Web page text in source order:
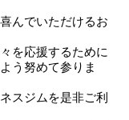
んでいただけるお
を応援するために
う努めて参りま
スジムを是非ご利